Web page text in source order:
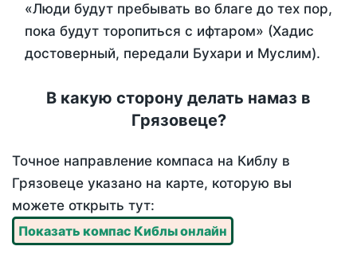
«Люди будут пребывать во благе до тех пор,
пока будут торопиться с ифтаром» (Хадис
достоверный, передали Бухари и Муслим).
В какую сторону делать намаз в
Грязовеце?
Точное направление компаса на Киблу в
Грязовеце указано на карте, которую вы
можете открыть тут:
Показать компас Киблы онлайн